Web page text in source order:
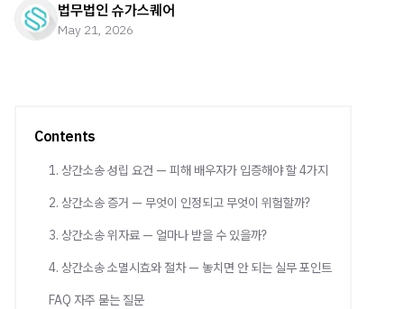
법무법인 슈가스퀘어
May 21, 2026
Contents
1. 상간소송 성립 요건 — 피해 배우자가 입증해야 할 4가지
2. 상간소송 증거 — 무엇이 인정되고 무엇이 위험할까?
3. 상간소송 위자료 — 얼마나 받을 수 있을까?
4. 상간소송 소멸시효와 절차 — 놓치면 안 되는 실무 포인트
FAQ 자주 묻는 질문